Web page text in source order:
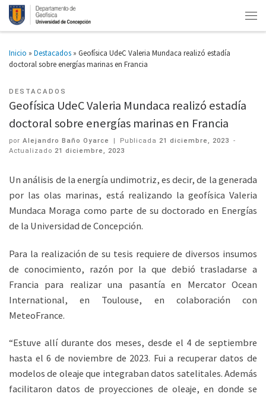
Inicio » Destacados » Geofísica UdeC Valeria Mundaca realizó estadía
doctoral sobre energías marinas en Francia
DESTACADOS
Geofísica UdeC Valeria Mundaca realizó estadía
doctoral sobre energías marinas en Francia
por Alejandro Baño Oyarce | Publicada21 diciembre, 2023 -
Actualizado 21 diciembre, 2023
Un análisis de la energía undimotriz, es decir, de la generada
por las olas marinas, está realizando la geofísica Valeria
Mundaca Moraga como parte de su doctorado en Energías
de la Universidad de Concepción.
Para la realización de su tesis requiere de diversos insumos
de conocimiento, razón por la que debió trasladarse a
Francia para realizar una pasantía en Mercator Ocean
International, en Toulouse, en colaboración con
MeteoFrance.
“Estuve allí durante dos meses, desde el 4 de septiembre
hasta el 6 de noviembre de 2023. Fui a recuperar datos de
modelos de oleaje que integraban datos satelitales. Además
facilitaron datos de proyecciones de oleaje, en donde se